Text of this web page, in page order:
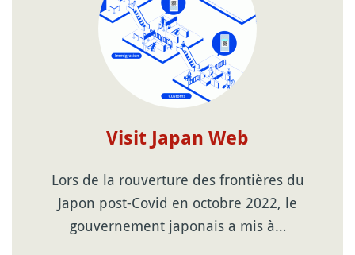
Visit Japan Web
Lors de la rouverture des frontières du
Japon post-Covid en octobre 2022, le
gouvernement japonais a mis à…